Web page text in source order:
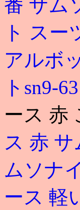
番 サム
ト ス
アルボ
トsn9-63
ース 赤
ス 赤 サ
ムソナ
ース 軽